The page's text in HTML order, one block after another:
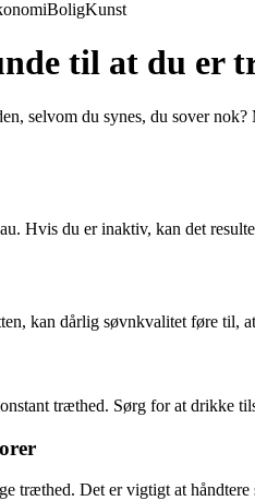
BoligKunst
til at du er
selvom du synes, du sover
Hvis du er inaktiv, kan det
kan dårlig søvnkvalitet føre
træthed. Sørg for at drikke
træthed. Det er vigtigt at